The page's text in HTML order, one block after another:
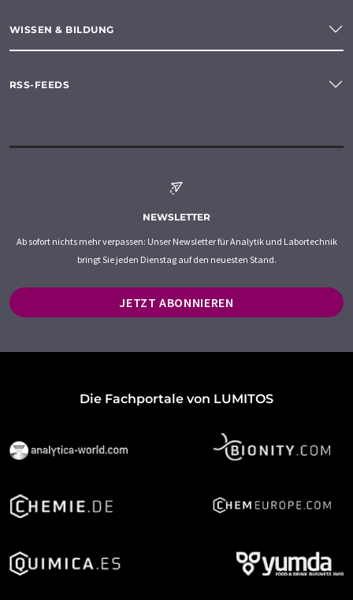
WISSEN & BILDUNG
RSS-FEEDS
NEWSLETTER
Ab sofort nichts mehr verpassen: Unser Newsletter für Analytik und Labortechnik
bringt Sie jeden Dienstag auf den neuesten Stand.
JETZT ABONNIEREN
Die Fachportale von LUMITOS